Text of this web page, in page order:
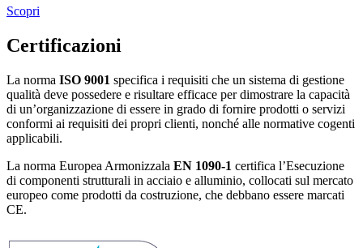
Scopri
Certificazioni
La norma ISO 9001 specifica i requisiti che un sistema di gestione
qualità deve possedere e risultare efficace per dimostrare la capacità
di un’organizzazione di essere in grado di fornire prodotti o servizi
conformi ai requisiti dei propri clienti, nonché alle normative cogenti
applicabili.
La norma Europea Armonizzala EN 1090-1 certifica l’Esecuzione
di componenti strutturali in acciaio e alluminio, collocati sul mercato
europeo come prodotti da costruzione, che debbano essere marcati
CE.